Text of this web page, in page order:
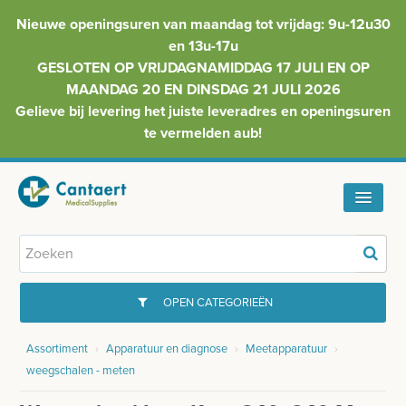
Nieuwe openingsuren van maandag tot vrijdag: 9u-12u30
en 13u-17u
GESLOTEN OP VRIJDAGNAMIDDAG 17 JULI EN OP
MAANDAG 20 EN DINSDAG 21 JULI 2026
Gelieve bij levering het juiste leveradres en openingsuren
te vermelden aub!
HOME
INFO
OPEN CATEGORIEËN
GYNAECOLOGIE
Assortiment › Apparatuur en diagnose › Meetapparatuur ›
weegschalen - meten